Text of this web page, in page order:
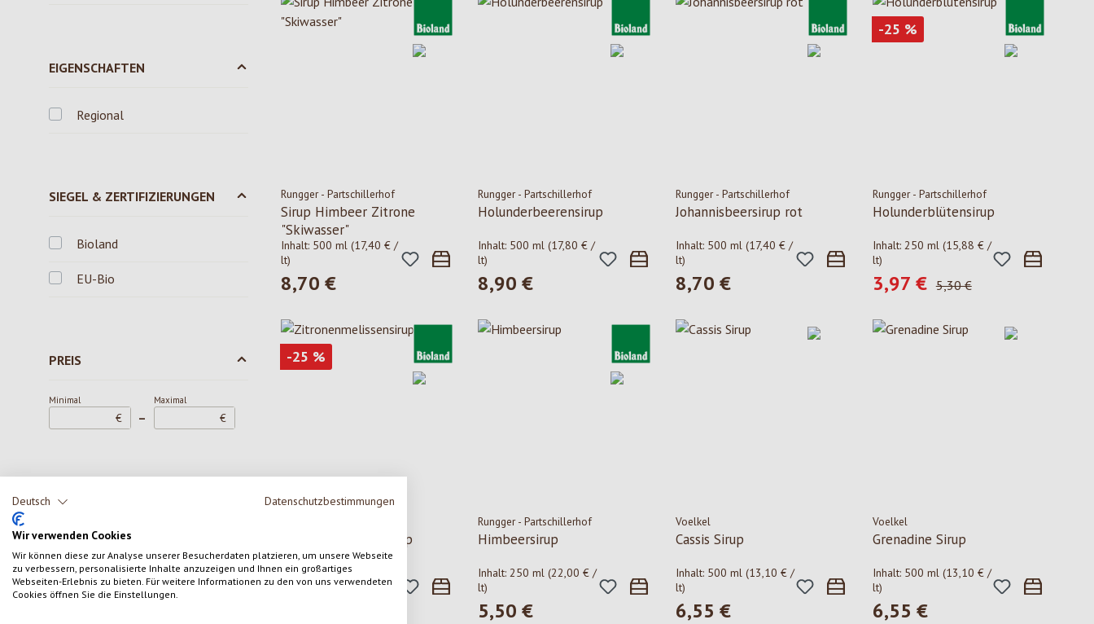
Deutsch Datenschutzbestimmungen
Wir verwenden Cookies
Wir können diese zur Analyse unserer Besucherdaten platzieren, um unsere Webseite
zu verbessern, personalisierte Inhalte anzuzeigen und Ihnen ein großartiges
Webseiten-Erlebnis zu bieten. Für weitere Informationen zu den von uns verwendeten
Cookies öffnen Sie die Einstellungen.
EIGENSCHAFTEN
Regional
SIEGEL & ZERTIFIZIERUNGEN
Bioland
EU-Bio
PREIS
Minimal
€ –
Maximal
€
Rungger - Partschillerhof
Sirup Himbeer Zitrone
"Skiwasser"
Inhalt: 500 ml (17,40 € /
lt)
Regulärer Preis:
8,70 €
Rungger - Partschillerhof
Holunderbeerensirup
Inhalt: 500 ml(17,80 € /
lt)
Regulärer Preis:
8,90 €
Rungger - Partschillerhof
Johannisbeersirup rot
Inhalt: 500 ml (17,40 € /
lt)
Regulärer Preis:
8,70 €
-25 Rabatt
%
Rungger - Partschillerhof
Holunderblütensirup
Inhalt: 250 ml (15,88 € /
lt)
Verkaufspreis:
3,97 € Regulärer Preis:
5,30 €
-25 Rabatt
%
Zitronenmelissensirup
Inhalt:500 ml(12,74 € /
lt)
Rungger - Partschillerhof
Himbeersirup
Inhalt:250 ml(22,00 € /
lt)
Regulärer Preis:
5,50 €
Voelkel
Cassis Sirup
Inhalt: 500 ml (13,10 € /
lt)
Regulärer Preis:
6,55 €
Voelkel
Grenadine Sirup
Inhalt: 500 ml (13,10 € /
lt)
Regulärer Preis:
6,55 €